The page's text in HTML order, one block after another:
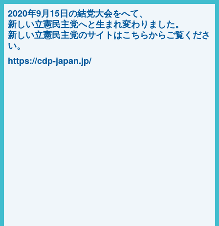
2020年9月15日の結党大会をへて、
新しい立憲民主党へと生まれ変わりました。
新しい立憲民主党のサイトはこちらからご覧くださ
い。
https://cdp-japan.jp/